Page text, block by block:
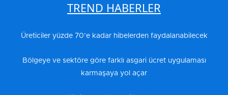
TREND HABERLER
Üreticiler yüzde 70’e kadar hibelerden faydalanabilecek
Bölgeye ve sektöre göre farklı asgari ücret uygulaması
karmaşaya yol açar